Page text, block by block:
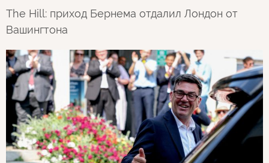
The Hill: приход Бернема отдалил Лондон от
Вашингтона